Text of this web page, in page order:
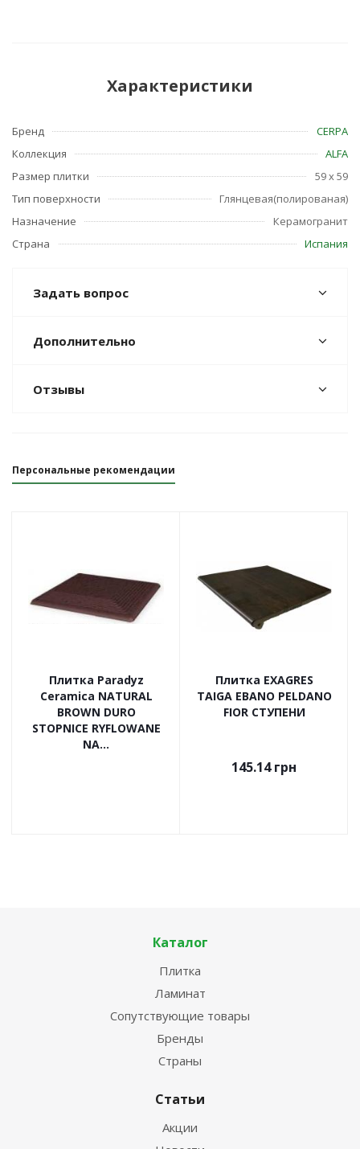
Характеристики
Бренд
CERPA
Коллекция
ALFA
Размер плитки
59 x 59
Тип поверхности
Глянцевая(полированая)
Назначение
Керамогранит
Страна
Испания
Задать вопрос
Дополнительно
Отзывы
Персональные рекомендации
Плитка Paradyz
Ceramica NATURAL
BROWN DURO
STOPNICE RYFLOWANE
NA...
Плитка EXAGRES
TAIGA EBANO PELDANO
FIOR СТУПЕНИ
145.14грн
Каталог
Плитка
Ламинат
Сопутствующие товары
Бренды
Страны
Статьи
Акции